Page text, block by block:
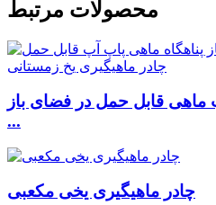
محصولات مرتبط
ماهی قابل حمل در فضای باز
...
چادر ماهیگیری یخی مکعبی